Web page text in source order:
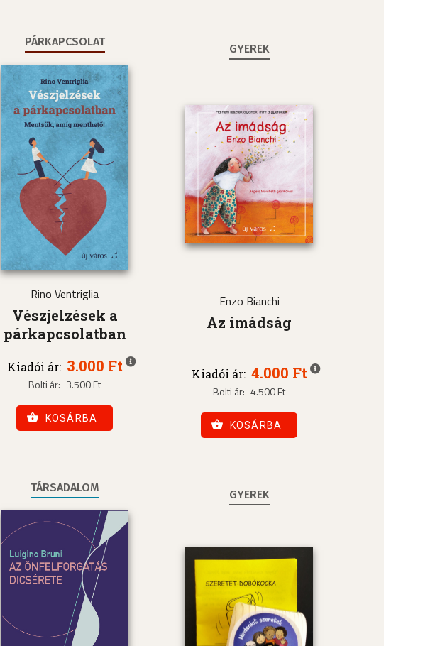
PÁRKAPCSOLAT
Rino Ventriglia
Vészjelzések a
párkapcsolatban
Kiadói ár: 3.000 Ft
Bolti ár: 3.500 Ft
KOSÁRBA
GYEREK
Enzo Bianchi
Az imádság
Kiadói ár: 4.000 Ft
Bolti ár: 4.500 Ft
KOSÁRBA
TÁRSADALOM
GYEREK